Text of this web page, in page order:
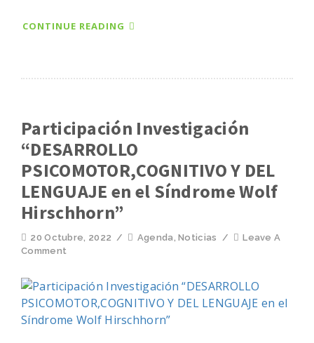
CONTINUE READING
Participación Investigación
“DESARROLLO
PSICOMOTOR,COGNITIVO Y DEL
LENGUAJE en el Síndrome Wolf
Hirschhorn”
20 Octubre, 2022 / Agenda,Noticias /
Leave A
Comment